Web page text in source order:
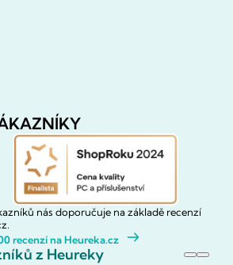
nás doporučuje na základě recenzí
recenzí na Heureka.cz
z Heureky